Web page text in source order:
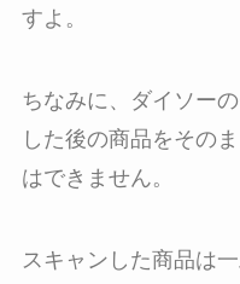
すよ。
ちなみに、ダイソー
した後の商品をその
はできません。
スキャンした商品は